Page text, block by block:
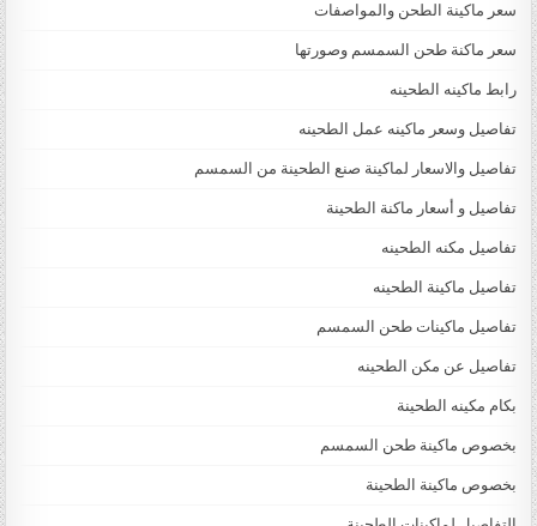
سعر ماكينة الطحن والمواصفات
سعر ماكنة طحن السمسم وصورتها
رابط ماكينه الطحينه
تفاصيل وسعر ماكينه عمل الطحينه
تفاصيل والاسعار لماكينة صنع الطحينة من السمسم
تفاصيل و أسعار ماكنة الطحينة
تفاصيل مكنه الطحينه
تفاصيل ماكينة الطحينه
تفاصيل ماكينات طحن السمسم
تفاصيل عن مكن الطحينه
بكام مكينه الطحينة
بخصوص ماكينة طحن السمسم
بخصوص ماكينة الطحينة